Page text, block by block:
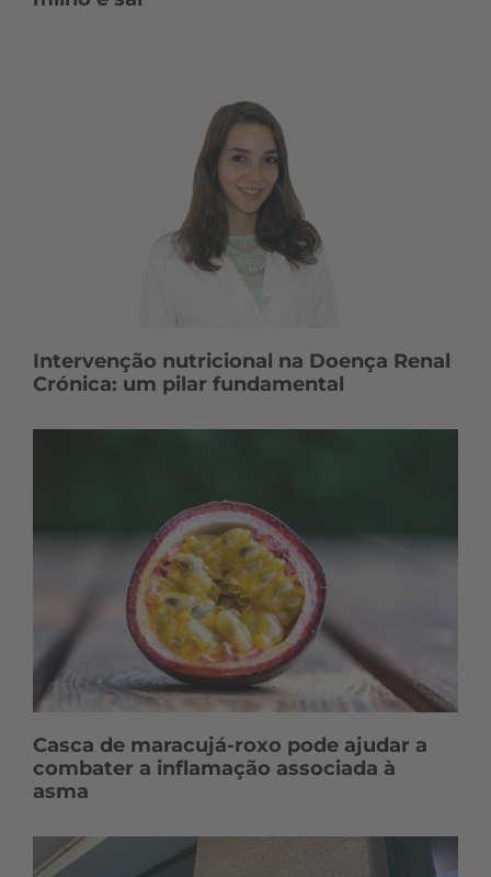
Intervenção nutricional na Doença Renal
Crónica: um pilar fundamental
Casca de maracujá-roxo pode ajudar a
combater a inflamação associada à
asma